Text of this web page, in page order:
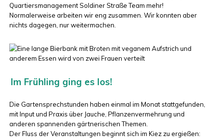
Quartiersmanagement Soldiner Straße Team mehr!
Normalerweise arbeiten wir eng zusammen. Wir konnten aber
nichts dagegen, nur weitermachen.
Im Frühling ging es los!
Die Gartensprechstunden haben einmal im Monat stattgefunden,
mit Input und Praxis über Jauche, Pflanzenvermehrung und
anderen spannenden gärtnerischen Themen.
Der Fluss der Veranstaltungen beginnt sich im Kiez zu ergießen: